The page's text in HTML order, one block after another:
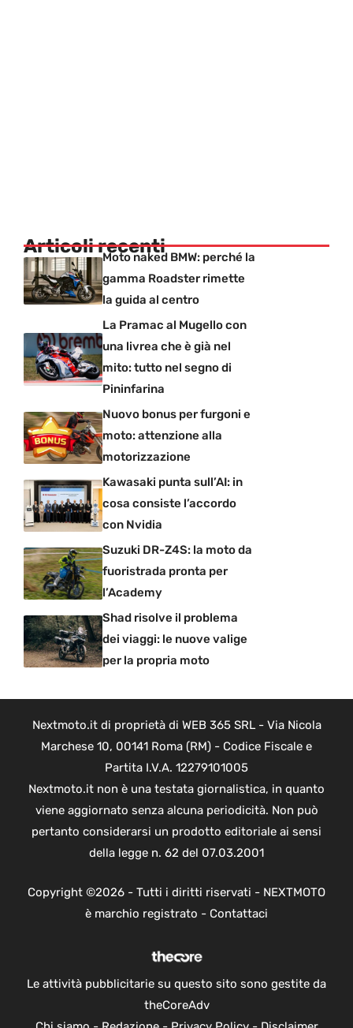
Articoli recentiMoto naked BMW: perché la
gamma Roadster rimette
la guida al centro
La Pramac al Mugello con
una livrea che è già nel
mito: tutto nel segno di
Pininfarina
Nuovo bonus per furgoni e
moto: attenzione alla
motorizzazione
Kawasaki punta sull’AI: in
cosa consiste l’accordo
con Nvidia
Suzuki DR-Z4S: la moto da
fuoristrada pronta per
l’Academy
Shad risolve il problema
dei viaggi: le nuove valige
per la propria moto
Nextmoto.it di proprietà di WEB 365 SRL - Via Nicola
Marchese 10, 00141 Roma (RM) - Codice Fiscale e
Partita I.V.A. 12279101005
Nextmoto.it non è una testata giornalistica, in quanto
viene aggiornato senza alcuna periodicità. Non può
pertanto considerarsi un prodotto editoriale ai sensi
della legge n. 62 del 07.03.2001
Copyright ©2026 - Tutti i diritti riservati - NEXTMOTO
è marchio registrato - Contattaci
Le attività pubblicitarie su questo sito sono gestite da
theCoreAdv